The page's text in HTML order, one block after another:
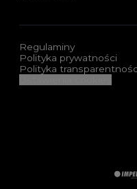
Regulaminy
Polityka prywatności
Polityka